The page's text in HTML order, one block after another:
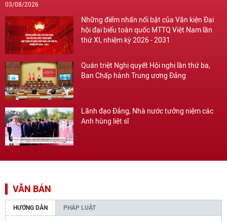
03/08/2026
Những điểm nhấn nổi bật của Văn kiện Đại
hội đại biểu toàn quốc MTTQ Việt Nam lần
thứ XI, nhiệm kỳ 2026 - 2031
Quán triệt Nghị quyết Hội nghị lần thứ ba,
Ban Chấp hành Trung ương Đảng
Lãnh đạo Đảng, Nhà nước tưởng niệm các
Anh hùng liệt sĩ
VĂN BẢN
HƯỚNG DẪN PHÁP LUẬT